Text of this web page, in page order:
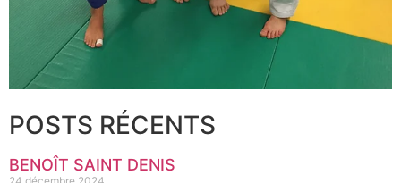
POSTS RÉCENTS
BENOÎT SAINT DENIS